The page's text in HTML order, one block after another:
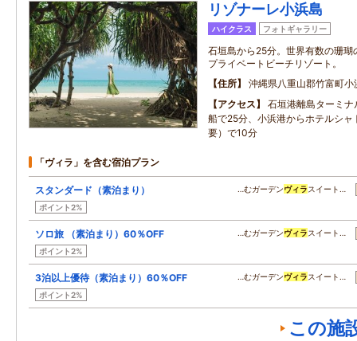
リゾナーレ小浜島
ハイクラス フォトギャラリー
石垣島から25分。世界有数の珊
プライベートビーチリゾート。
住所
沖縄県八重山郡竹富町小
アクセス
石垣港離島ターミ
船で25分、小浜港からホテルシャ
要）で10分
「ヴィラ」を含む宿泊プラン
スタンダード（素泊まり）
ポイント2%
…むガーデンヴィラスイート…
ソロ旅 （素泊まり）60％OFF
ポイント2%
…むガーデンヴィラスイート…
3泊以上優待（素泊まり）60％OFF
ポイント2%
…むガーデンヴィラスイート…
この施